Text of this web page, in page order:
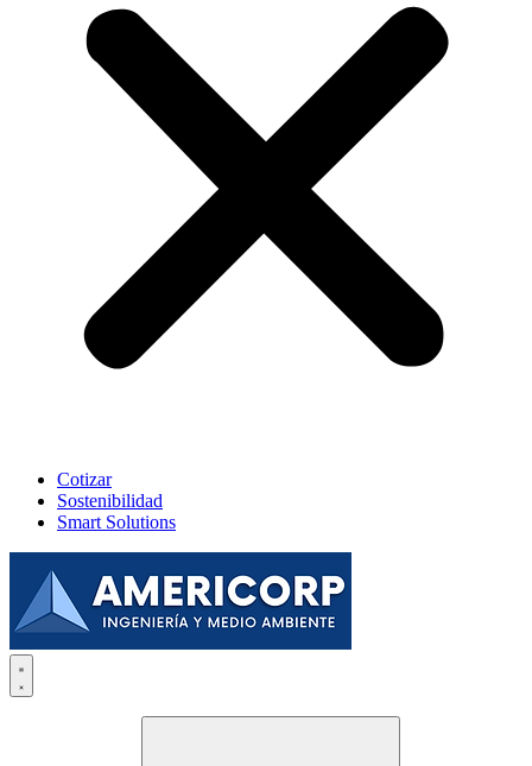
Cotizar
Sostenibilidad
Smart Solutions